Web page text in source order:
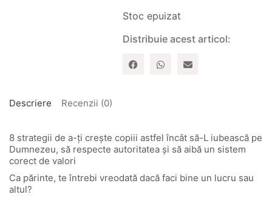
Stoc epuizat
Distribuie acest articol:
Descriere Recenzii (0)
8 strategii de a-ți crește copiii astfel încât să-L iubească pe
Dumnezeu, să respecte autoritatea și să aibă un sistem
corect de valori
Ca părinte, te întrebi vreodată dacă faci bine un lucru sau
altul?